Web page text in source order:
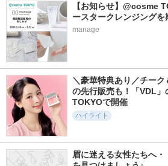
【お知らせ】@cosme
ースタークレンジングを
manage
＼豪華特典あり／チー
の先行販売も！「VDL
TOKYOで開催
ハイライト
眉に迷える女性たちへ